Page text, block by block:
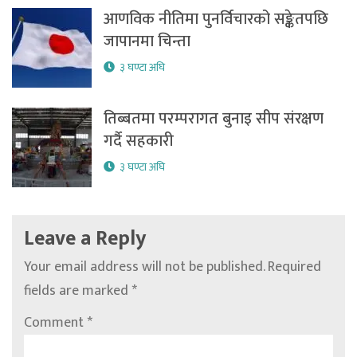
आणविक नीतिमा पुनर्विचारको सङ्केतपछि
जापानमा चिन्ता
३ घण्टा अघि
तिब्बतमा परम्परागत बुनाइ सीप संरक्षण
गर्दै सहकारी
३ घण्टा अघि
Leave a Reply
Your email address will not be published.Required
fields are marked*
Comment*